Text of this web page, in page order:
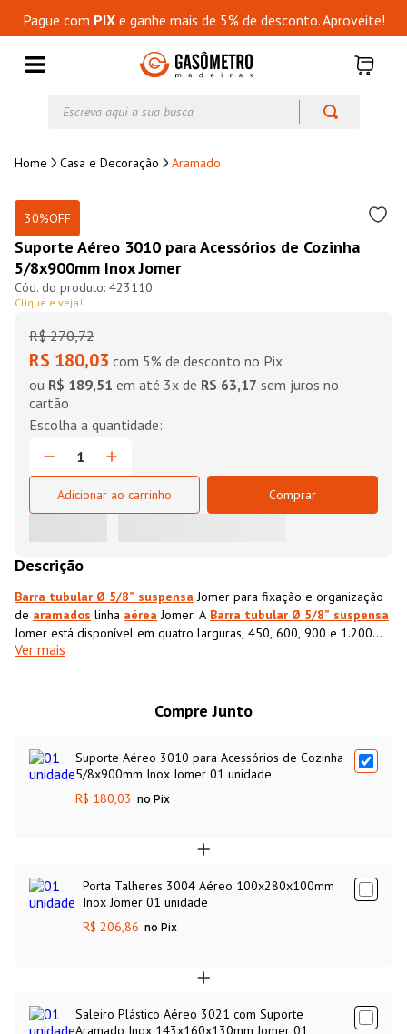
Pague com PIXe ganhe mais de 5% de desconto. Aproveite!
Casa e Decoração Aramado
30%OFF
Suporte Aéreo 3010 para Acessórios de Cozinha
5/8x900mm Inox Jomer
423110
Clique e veja!
R$ 270,72
R$ 180,03 com 5% de desconto no Pix
ou R$ 189,51 em até 3x de R$ 63,17 sem juros no
cartão
Adicionar ao carrinho Comprar
Descrição
Barra tubular Ø 5/8” suspensa Jomer para fixação e organização
de aramados linha aérea Jomer. A Barra tubular Ø 5/8” suspensa
Jomer está disponível em quatro larguras, 450, 600, 900 e 1.200
mm, permitindo diversas configurações de montagem. A
todas as opções de aramados linha aérea Jomer
Ver mais
Compre Junto
Suporte Aéreo 3010 para Acessórios de Cozinha
5/8x900mm Inox Jomer 01 unidade
R$ 180,03 no Pix
Porta Talheres 3004 Aéreo 100x280x100mm
Inox Jomer 01 unidade
R$ 206,86 no Pix
Saleiro Plástico Aéreo 3021 com Suporte
Aramado Inox 143x160x130mm Jomer 01